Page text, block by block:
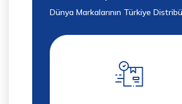
Dünya Markalarının Türkiye